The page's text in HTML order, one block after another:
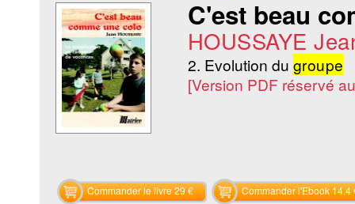
C'est beau
HOUSSAYE
2. Evolution du groupe
[Version PDF réservé
Commander le livre 29 € Commander l'Ebook 14.4